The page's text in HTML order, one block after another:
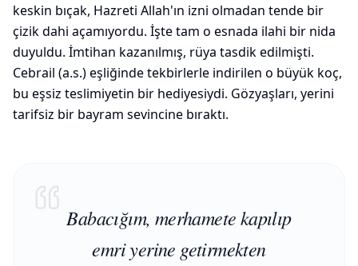
keskin bıçak, Hazreti Allah'ın izni olmadan tende bir
çizik dahi açamıyordu. İşte tam o esnada ilahi bir nida
duyuldu. İmtihan kazanılmış, rüya tasdik edilmişti.
Cebrail (a.s.) eşliğinde tekbirlerle indirilen o büyük koç,
bu eşsiz teslimiyetin bir hediyesiydi. Gözyaşları, yerini
tarifsiz bir bayram sevincine bıraktı.
Babacığım, merhamete kapılıp
emri yerine getirmekten